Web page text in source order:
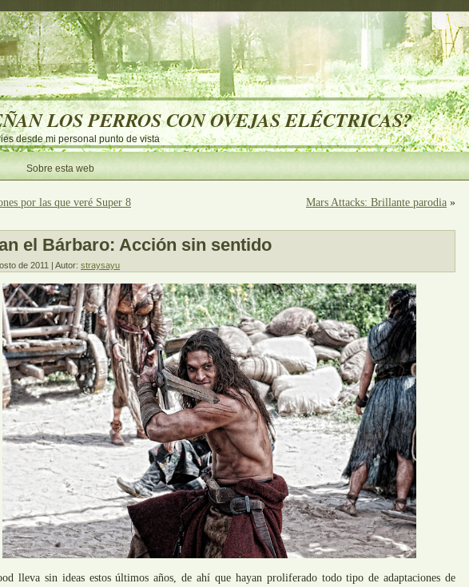
LOS PERROS CON OVEJAS ELÉCTRICAS?
desde mi personal punto de vista
Sobre esta web
por las que veré Super 8 Mars Attacks: Brillante parodia »
el Bárbaro: Acción sin sentido
de 2011 | Autor: straysayu
lleva sin ideas estos últimos años, de ahí que hayan proliferado todo tipo de adaptaciones de